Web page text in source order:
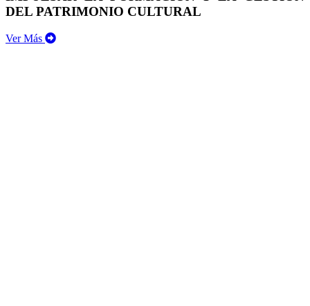
DEL PATRIMONIO CULTURAL
Ver Más